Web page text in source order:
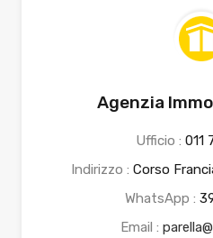
Agenzia
Ufficio : 011
Indirizzo : Corso
WhatsApp :
Email :